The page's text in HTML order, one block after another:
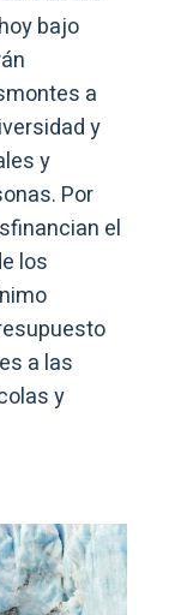
bajo
a
y
y
Por
el
los
a las
y